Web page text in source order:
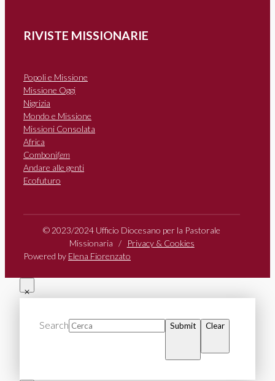
RIVISTE MISSIONARIE
Popoli e Missione
Missione Oggi
Nigrizia
Mondo e Missione
Missioni Consolata
Africa
Combonifem
Andare alle genti
Ecofuturo
© 2023/2024 Ufficio Diocesano per la Pastorale
Missionaria /
Privacy & Cookies
Powered by Elena Fiorenzato
Search Submit Clear